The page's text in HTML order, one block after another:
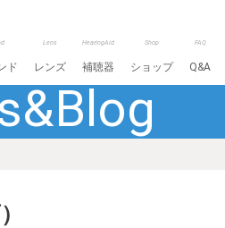
ド
Lens
レンズ
HearingAid
補聴器
Shop
ショップ
FAQ
Q&A